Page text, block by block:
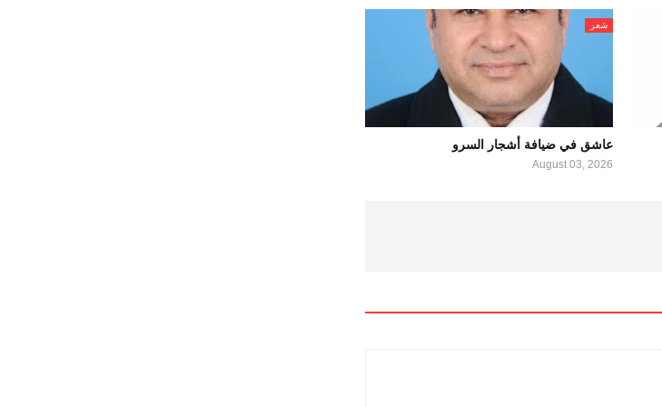
شعر
عاشق في ضيافة أشجار السرو
August 03, 2026